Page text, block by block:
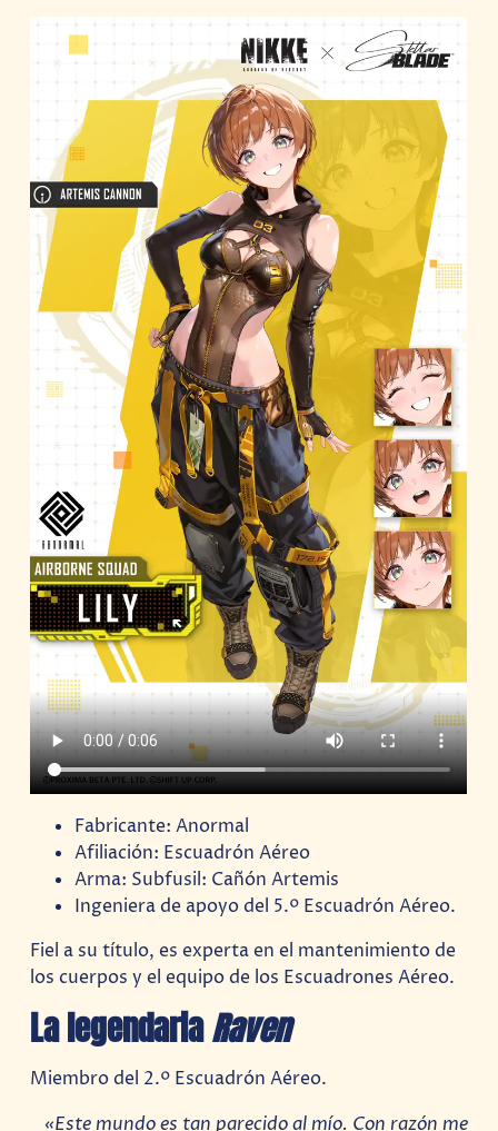
Fabricante: Anormal
Afiliación: Escuadrón Aéreo
Arma: Subfusil: Cañón Artemis
Ingeniera de apoyo del 5.º Escuadrón Aéreo.
Fiel a su título, es experta en el mantenimiento de
los cuerpos y el equipo de los Escuadrones Aéreo.
La legendariaRaven
Miembro del 2.º Escuadrón Aéreo.
«Este mundo es tan parecido al mío. Con razón me